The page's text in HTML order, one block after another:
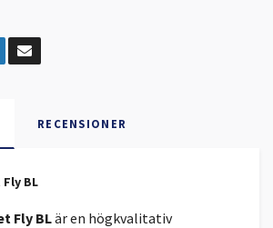
RECENSIONER
Fly BL
Fly BLär en högkvalitativ